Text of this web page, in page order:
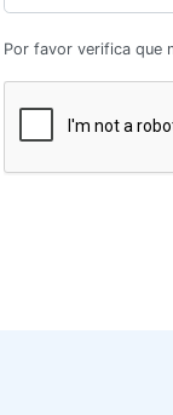
Por favor verifica que